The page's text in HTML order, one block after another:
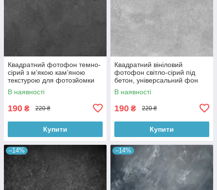
Квадратний фотофон темно-
сірий з м’якою кам’яною
текстурою для фотозйомки
товарів 60x60 см, №550076
В наявності
190 ₴ 220 ₴
Купити
Квадратний вініловий
фотофон світло-сірий під
бетон, універсальний фон
для зйомки, 60x60 см,
№550478
В наявності
190 ₴ 220 ₴
Купити
–14% –14%